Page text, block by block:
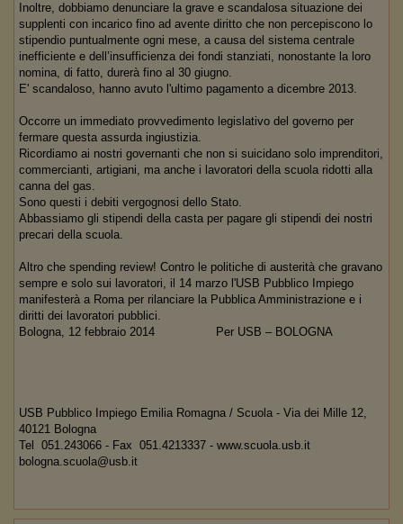
Inoltre, dobbiamo denunciare la grave e scandalosa situazione dei
supplenti con incarico fino ad avente diritto che non percepiscono lo
stipendio puntualmente ogni mese, a causa del sistema centrale
inefficiente e dell’insufficienza dei fondi stanziati, nonostante la loro
nomina, di fatto, durerà fino al 30 giugno.
E' scandaloso, hanno avuto l'ultimo pagamento a dicembre 2013.
Occorre un immediato provvedimento legislativo del governo per
fermare questa assurda ingiustizia.
Ricordiamo ai nostri governanti che non si suicidano solo imprenditori,
commercianti, artigiani, ma anche i lavoratori della scuola ridotti alla
canna del gas.
Sono questi i debiti vergognosi dello Stato.
Abbassiamo gli stipendi della casta per pagare gli stipendi dei nostri
precari della scuola.
Altro che spending review! Contro le politiche di austerità che gravano
sempre e solo sui lavoratori, il 14 marzo l'USB Pubblico Impiego
manifesterà a Roma per rilanciare la Pubblica Amministrazione e i
diritti dei lavoratori pubblici.
Bologna, 12 febbraio 2014 Per USB – BOLOGNA
USB Pubblico Impiego Emilia Romagna / Scuola - Via dei Mille 12,
40121 Bologna
Tel 051.243066 - Fax 051.4213337 - www.scuola.usb.it
bologna.scuola@usb.it